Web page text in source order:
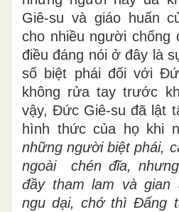
Giê-su và giáo huấn
cho nhiều người chống
điều đáng nói ở đây là
số biệt phái đối với
không rửa tay trước
vậy, Đức Giê-su đã lật
hình thức của họ khi
những người biệt phái,
ngoài chén đĩa,
đầy tham lam và gian
ngu dại, chớ thì Đấng